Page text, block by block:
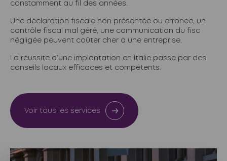
constamment au fil des années.
Une déclaration fiscale non présentée ou erronée, un
contrôle fiscal mal géré, une communication du fisc
négligée peuvent coûter cher à une entreprise.
La réussite d’une implantation en Italie passe par des
conseils locaux efficaces et compétents.
Voir tous les services